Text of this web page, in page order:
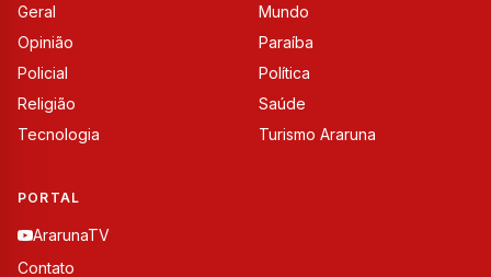
Geral
Mundo
Opinião
Paraíba
Policial
Política
Religião
Saúde
Tecnologia
Turismo Araruna
PORTAL
ArarunaTV
Contato